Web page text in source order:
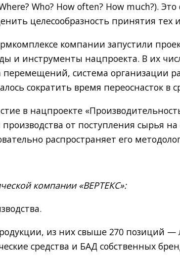
Who? How often? How much?).
целесообразность принятия
компании запустили
и инструменты нацпроекта. В их
система организации
сократить время переоснасток в
в нацпроекте
от поступления сырья
распространяет его
компании «ВЕРТЕКС»:
из них свыше 270 позиций —
средства и БАД собственных